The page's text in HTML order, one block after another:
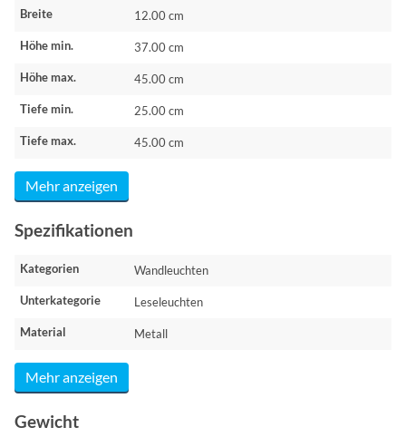
Breite 12.00 cm
Höhe min. 37.00 cm
Höhe max. 45.00 cm
Tiefe min. 25.00 cm
Tiefe max. 45.00 cm
Mehr anzeigen
Spezifikationen
Kategorien Wandleuchten
Unterkategorie Leseleuchten
Material Metall
Mehr anzeigen
Gewicht